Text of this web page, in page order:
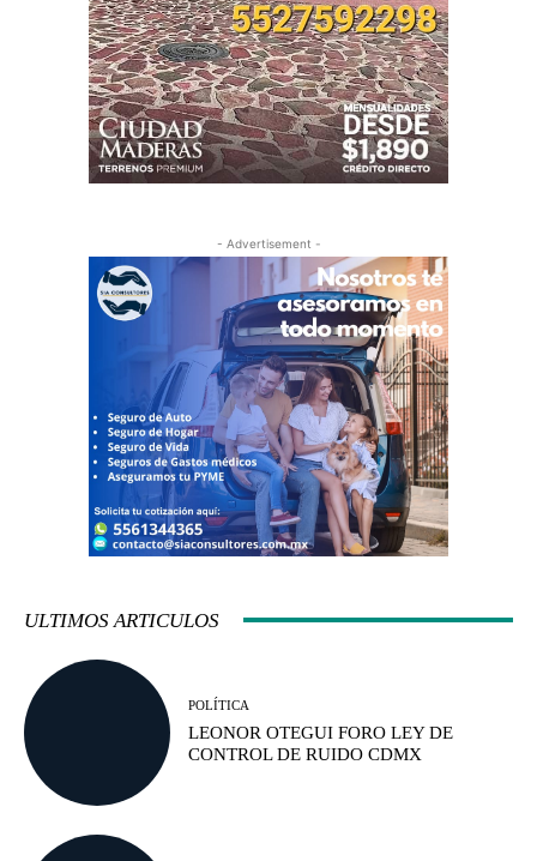
- Advertisement -
ULTIMOS ARTICULOS
POLÍTICA
LEONOR OTEGUI FORO LEY DE
CONTROL DE RUIDO CDMX